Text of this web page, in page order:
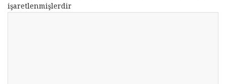
işaretlenmişlerdir